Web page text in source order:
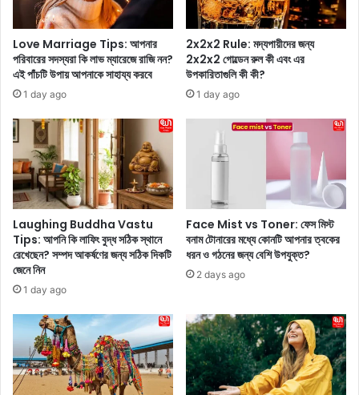
স্কে
সো
শ্যা
ল
মি
ডি
য়া
প্র
থ
ম
বা
র
মু
খ
খু
লে
রি
নী
ডি
ক
ড্রে
সে
উ
তা
ছ
ড়া
লে
ন
কে
ট
শ
,
সে
ক্সি
লে
Love Marriage Tips: আপনার
পরিবারের সদস্যরা কি লাভ ম্যারেজে রাজি নন?
এই পাঁচটি উপায় আপনাকে সাহায্য করবে
1 day ago
2x2x2 Rule: মদ্যপায়ীদের জন্য
2x2x2 গোল্ডেন রুল কী এবং এর
উপকারিতাগুলি কী কী?
1 day ago
Laughing Buddha Vastu
Tips: আপনি কি লাফিং বুদ্ধ সঠিক স্থানে
রেখেছেন? সম্পদ আকর্ষণের জন্য সঠিক দিকটি
জেনে নিন
1 day ago
Face Mist vs Toner: ফেস মিস্ট
বনাম টোনারের মধ্যে কোনটি আপনার ত্বকের
ধরন ও গঠনের জন্য বেশি উপযুক্ত?
2 days ago